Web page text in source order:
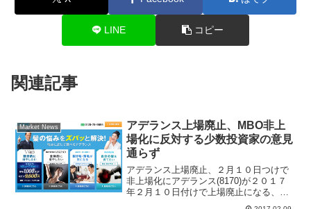
LINE コピー
関連記事
Market News
アデランス上場廃止、MBO非上
場化に反対する少数投資家の意見
通らず
アデランス上場廃止、２月１０日つけで
非上場化にアデランス(8170)が２０１７
年２月１０日付けで上場廃止になる、同
社は昨年１０月１４日にＭＢＯ（経営者